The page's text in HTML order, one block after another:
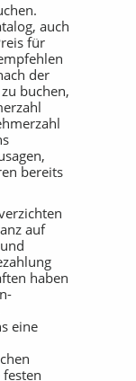
auch
für
der
buchen,
bereits
auf
haben
eine